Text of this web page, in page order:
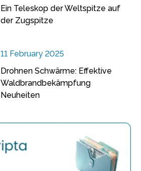
Ein Teleskop der Weltspitze auf
der Zugspitze
11 February 2025
Drohnen Schwärme: Effektive
Waldbrandbekämpfung
Neuheiten